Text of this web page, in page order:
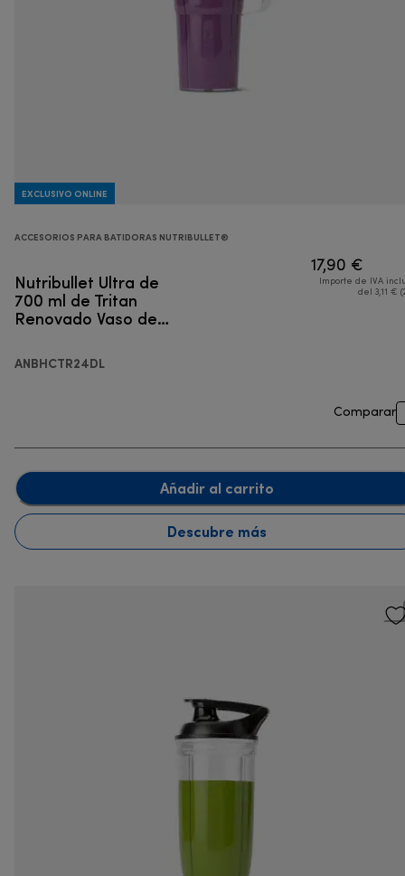
EXCLUSIVO ONLINE
ACCESORIOS PARA BATIDORAS NUTRIBULLET®
Nutribullet Ultra de
700 ml de Tritan
Renovado Vaso de
para Llevar
ANBHCTR24DL
17,90 €
Importe de IVA
del 3,11 €
Comparar
Añadir al carrito
Descubre más